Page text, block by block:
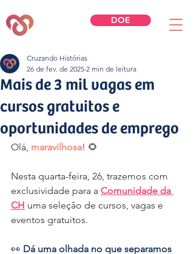
DOE
Mais de 3 mil vagas em
cursos gratuitos e
oportunidades de emprego
Cruzando Histórias
26 de fev. de 2025 2 min de leitura
Olá, maravilhosa! 🌻
Nesta quarta-feira, 26, trazemos com
exclusividade para a Comunidade da
CH uma seleção de cursos, vagas e
eventos gratuitos.
👀 Dá uma olhada no que separamos